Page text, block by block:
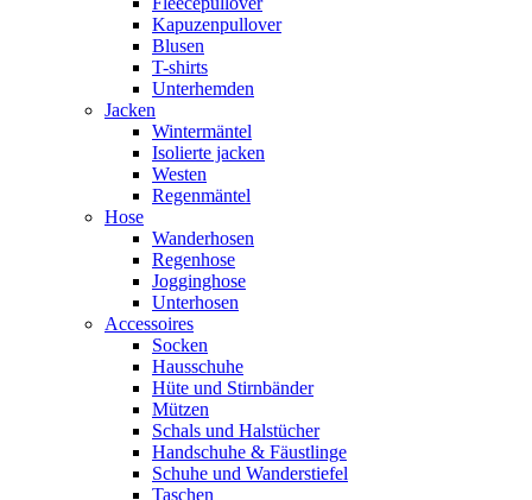
Kapuzenpullover
Blusen
T-shirts
Unterhemden
Jacken
Wintermäntel
Isolierte jacken
Westen
Regenmäntel
Hose
Wanderhosen
Regenhose
Jogginghose
Unterhosen
Accessoires
Socken
Hausschuhe
Hüte und Stirnbänder
Mützen
Schals und Halstücher
Handschuhe & Fäustlinge
Schuhe und Wanderstiefel
Taschen